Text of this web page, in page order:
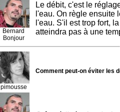
Bernard
Bonjour
Le débit, c'est le
l'eau. On règle ensuite
l'eau. S'il est trop fort,
atteindra pas à une
pimousse
Comment peut-on éviter les